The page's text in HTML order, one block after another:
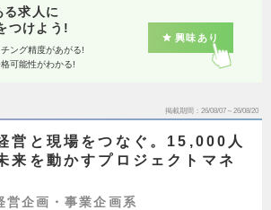
求人に
つけよう!
ング精度があがる!
可能性がわかる!
興味あり
掲載期間 26/08/07～26/08/20
営と現場をつなぐ。15,000人
来を動かすプロジェクトマネ
営企画・事業企画系